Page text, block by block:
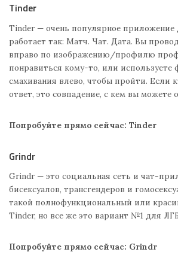
Tinder
Tinder — очень популярное приложение
работает так: Матч. Чат. Дата. Вы
вправо по изображению/профилю
понравиться кому-то, или
смахивания влево, чтобы пройти. Если
ответ, это совпадение, с кем вы можете
Попробуйте прямо сейчас: Tinder
Grindr
Grindr — это социальная сеть и чат-
бисексуалов, трансгендеров и
такой полнофункциональный или
Tinder, но все же это вариант №1 для
Попробуйте прямо сейчас: Grindr